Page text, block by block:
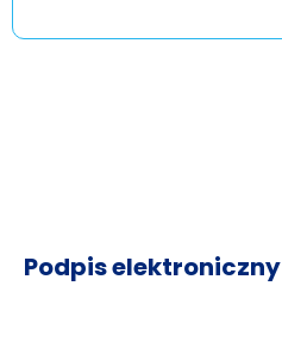
Podpis elektroniczny